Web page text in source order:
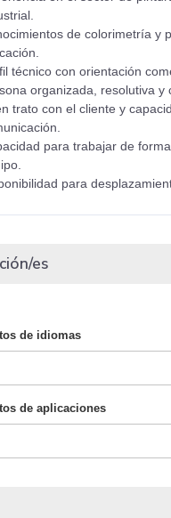
de colorimetría y
técnico con orientación
organizada, resolutiva y
trato con el cliente y
para trabajar de
para
es
de idiomas
de aplicaciones